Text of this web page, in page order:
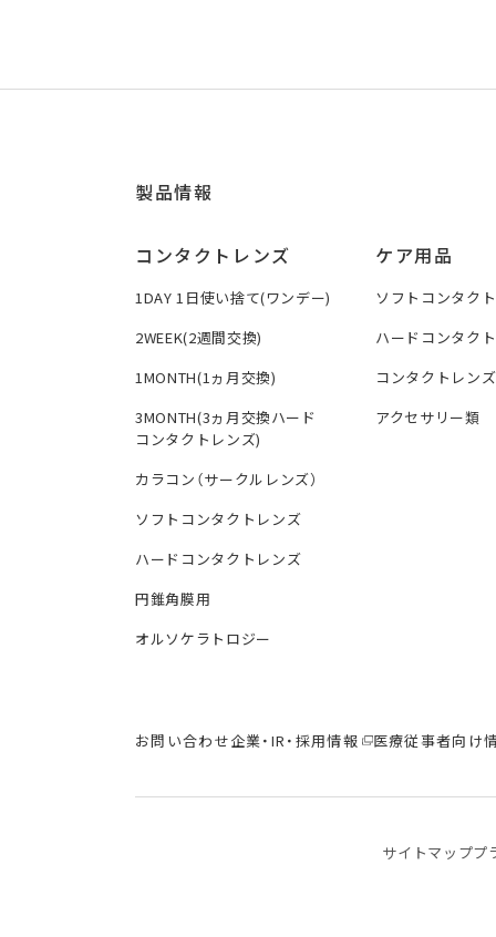
製品情報
コンタクトレンズ
1DAY 1日使い捨て(ワンデー)
2WEEK(2週間交換)
1MONTH(1ヵ月交換)
3MONTH(3ヵ月交換ハード
コンタクトレンズ)
カラコン（サークルレンズ）
ソフトコンタクトレンズ
ハードコンタクトレンズ
円錐角膜用
オルソケラトロジー
ケア用品
ソフトコンタク
ハードコンタク
コンタクトレン
アクセサリー類
お問い合わせ企業・IR・採用情報 医療従事者向け
サイトマッププ